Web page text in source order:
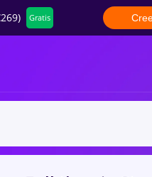
Gratis